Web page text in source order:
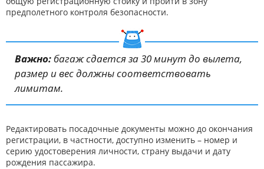
предполетного контроля безопасности.
Важно:багаж сдается за 30 минут до вылета,
размер и вес должны соответствовать
лимитам.
Редактировать посадочные документы можно до окончания
регистрации, в частности, доступно изменить – номер и
серию удостоверения личности, страну выдачи и дату
рождения пассажира.